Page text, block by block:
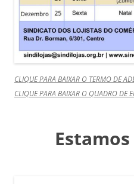
CLIQUE PARA BAIXAR O TERMO DE
CLIQUE PARA BAIXAR O QUADRO DE